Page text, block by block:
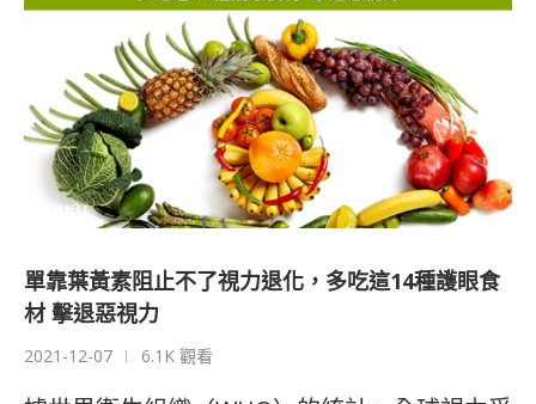
單靠葉黃素阻止不了視力退化，多吃這14種護眼食
材 擊退惡視力
2021-12-07 6.1K 觀看